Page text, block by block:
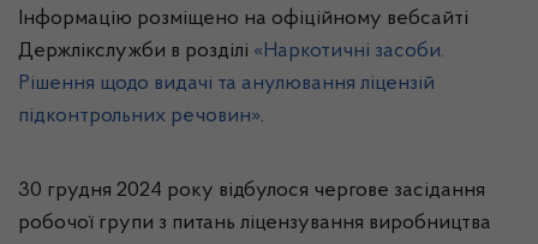
Інформацію розміщено на офіційному вебсайті
Держлікслужби в розділі «Наркотичні засоби.
Рішення щодо видачі та анулювання ліцензій
підконтрольних речовин».
30 грудня 2024 року відбулося чергове засідання
робочої групи з питань ліцензування виробництва